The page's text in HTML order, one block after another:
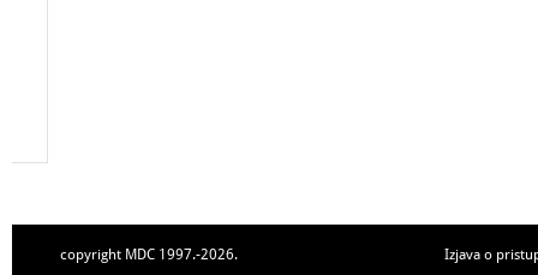
copyright MDC 1997.-2026. Izjava o